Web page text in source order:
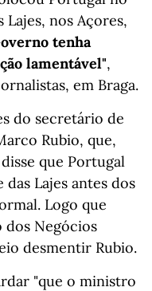
Lajes, nos Açores,
tenha
lamentável",
em Braga.
do secretário de
Rubio, que,
que Portugal
Lajes antes dos
Logo que
Negócios
desmentir Rubio.
"que o ministro